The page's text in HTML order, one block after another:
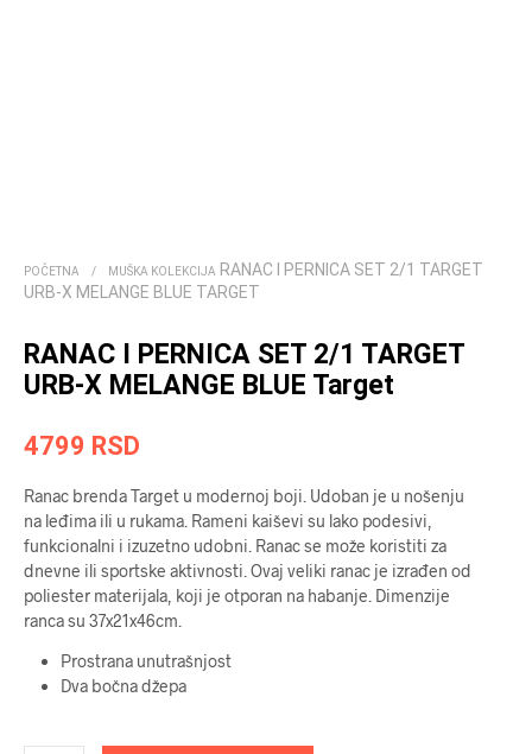
POČETNA / MUŠKA KOLEKCIJA RANAC I PERNICA SET 2/1 TARGET
URB-X MELANGE BLUE TARGET
RANAC I PERNICA SET 2/1 TARGET
URB-X MELANGE BLUE Target
4799 RSD
Ranac brenda Target u modernoj boji. Udoban je u nošenju
na leđima ili u rukama. Rameni kaiševi su lako podesivi,
funkcionalni i izuzetno udobni. Ranac se može koristiti za
dnevne ili sportske aktivnosti. Ovaj veliki ranac je izrađen od
poliester materijala, koji je otporan na habanje. Dimenzije
ranca su 37x21x46cm.
Prostrana unutrašnjost
Dva bočna džepa